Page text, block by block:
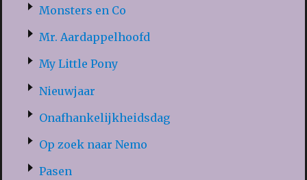
Monsters en Co
Mr. Aardappelhoofd
My Little Pony
Nieuwjaar
Onafhankelijkheidsdag
Op zoek naar Nemo
Pasen